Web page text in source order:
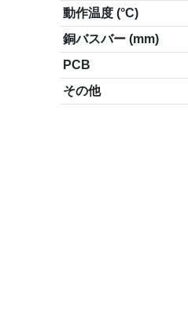
動作温度 (°C)
銅バスバー (mm)
PCB
その他